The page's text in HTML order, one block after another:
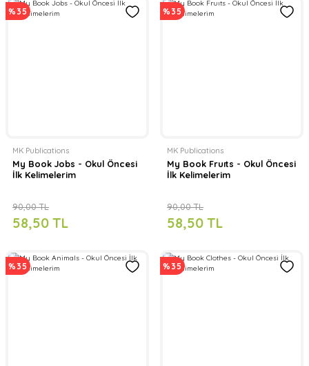
%35
MK Publications
My Book Jobs - Okul Öncesi
İlk Kelimelerim
58,50 TL
90,00 TL
%35
MK Publications
My Book Fruıts - Okul Öncesi
İlk Kelimelerim
58,50 TL
90,00 TL
%35 %35